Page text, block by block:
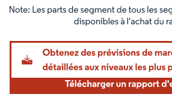
Image © Mordor Intelligence. La réutilisation